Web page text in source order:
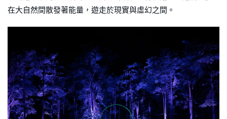
在大自然間散發著能量，遊走於現實與虛幻之間。